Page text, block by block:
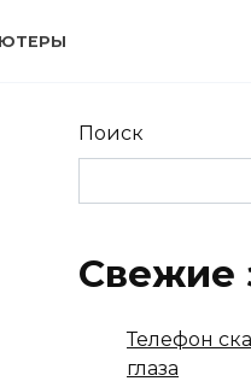
Поиск
Свежие
Телефон
глаза